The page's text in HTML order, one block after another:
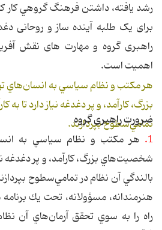
رشد يافته، داشتن فرهنگ‌ گروهي‌ كار
برای یک طلبه آینده ساز و روحانی
راهبری گروه و مهارت های نقش
اهمیت است.
هر مكتب و نظام سياسي به
بزرگ، كارآمد، و پر دغدغه نياز دارد تا
تمامي‌سطوح بپردازند.
ضرورت راهبری گروه
1. هر مكتب و نظام سياسي به
شخصيت‌هاي بزرگ، كارآمد، و پر دغدغه
بالندگي آن نظام در تمامي‌سطوح
هنرمندانه، مسؤولانه، تحت يك
راه را به سوي تحقق آرمان‌هاي آن